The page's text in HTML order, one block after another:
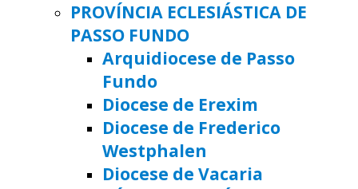
PROVÍNCIA ECLESIÁSTICA DE
PASSO FUNDO
Arquidiocese de Passo
Fundo
Diocese de Erexim
Diocese de Frederico
Westphalen
Diocese de Vacaria